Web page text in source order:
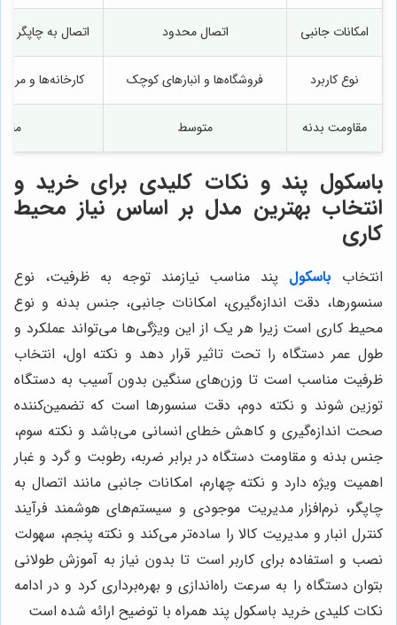
امکانات جانبی اتصال محدود اتصال به چاپگر و
نوع کاربرد فروشگاه‌ها و انبارهای کوچک کارخانه‌ها و
مقاومت بدنه متوسط
باسکول پند و نکات کلیدی برای خرید و
انتخاب بهترین مدل بر اساس نیاز محیط
کاری
انتخاب باسکول پند مناسب نیازمند توجه به ظرفیت، نوع
سنسورها، دقت اندازه‌گیری، امکانات جانبی، جنس بدنه و نوع
محیط کاری است زیرا هر یک از این ویژگی‌ها می‌تواند عملکرد و
طول عمر دستگاه را تحت تاثیر قرار دهد و نکته اول، انتخاب
ظرفیت مناسب است تا وزن‌های سنگین بدون آسیب به دستگاه
توزین شوند و نکته دوم، دقت سنسورها است که تضمین‌کننده
صحت اندازه‌گیری و کاهش خطای انسانی می‌باشد و نکته سوم،
جنس بدنه و مقاومت دستگاه در برابر ضربه، رطوبت و گرد و غبار
اهمیت ویژه دارد و نکته چهارم، امکانات جانبی مانند اتصال به
چاپگر، نرم‌افزار مدیریت موجودی و سیستم‌های هوشمند فرآیند
کنترل انبار و مدیریت کالا را ساده‌تر می‌کند و نکته پنجم، سهولت
نصب و استفاده برای کاربر است تا بدون نیاز به آموزش طولانی
بتوان دستگاه را به سرعت راه‌اندازی و بهره‌برداری کرد و در ادامه
نکات کلیدی خرید باسکول پند همراه با توضیح ارائه شده است